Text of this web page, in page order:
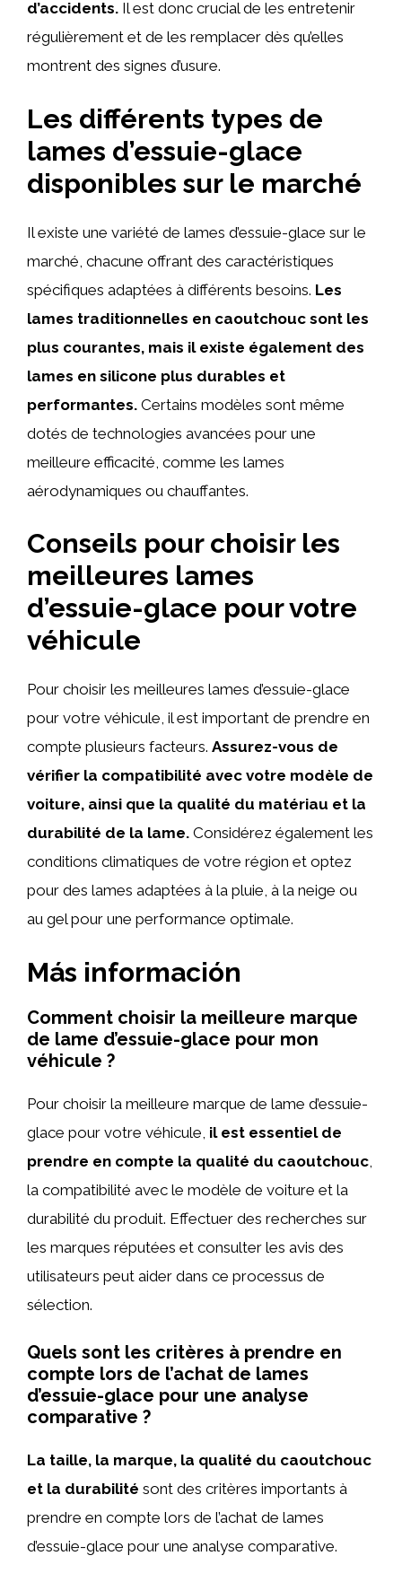
d’accidents. Il est donc crucial de les entretenir
régulièrement et de les remplacer dès qu’elles
montrent des signes d’usure.
Les différents types de
lames d’essuie-glace
disponibles sur le marché
Il existe une variété de lames d’essuie-glace sur le
marché, chacune offrant des caractéristiques
spécifiques adaptées à différents besoins. Les
lames traditionnelles en caoutchouc sont les
plus courantes, mais il existe également des
lames en silicone plus durables et
performantes. Certains modèles sont même
dotés de technologies avancées pour une
meilleure efficacité, comme les lames
aérodynamiques ou chauffantes.
Conseils pour choisir les
meilleures lames
d’essuie-glace pour votre
véhicule
Pour choisir les meilleures lames d’essuie-glace
pour votre véhicule, il est important de prendre en
compte plusieurs facteurs. Assurez-vous de
vérifier la compatibilité avec votre modèle de
voiture, ainsi que la qualité du matériau et la
durabilité de la lame. Considérez également les
conditions climatiques de votre région et optez
pour des lames adaptées à la pluie, à la neige ou
au gel pour une performance optimale.
Más información
Comment choisir la meilleure marque
de lame d’essuie-glace pour mon
véhicule ?
Pour choisir la meilleure marque de lame d’essuie-
glace pour votre véhicule, il est essentiel de
prendre en compte la qualité du caoutchouc
la compatibilité avec le modèle de voiture et la
durabilité du produit. Effectuer des recherches sur
les marques réputées et consulter les avis des
utilisateurs peut aider dans ce processus de
sélection.
Quels sont les critères à prendre en
compte lors de l’achat de lames
d’essuie-glace pour une analyse
comparative ?
La taille, la marque, la qualité du caoutchouc
et la durabilité sont des critères importants à
prendre en compte lors de l’achat de lames
d’essuie-glace pour une analyse comparative.